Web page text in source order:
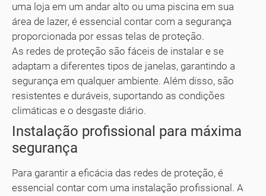
uma loja em um andar alto ou uma piscina em sua
área de lazer, é essencial contar com a segurança
proporcionada por essas telas de proteção.
As redes de proteção são fáceis de instalar e se
adaptam a diferentes tipos de janelas, garantindo a
segurança em qualquer ambiente. Além disso, são
resistentes e duráveis, suportando as condições
climáticas e o desgaste diário.
Instalação profissional para máxima
segurança
Para garantir a eficácia das redes de proteção, é
essencial contar com uma instalação profissional. A